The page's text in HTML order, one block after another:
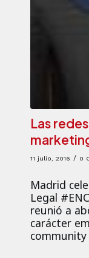
Las
11 julio, 2016 / 0
Madrid
Legal
reunió a
carácter
community